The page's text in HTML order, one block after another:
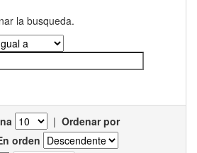
la busqueda.
| Ordenar por
orden